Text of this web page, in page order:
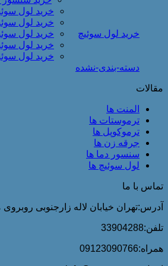
خرید لول سوئیچ
خرید لول
خرید لول
خرید لول
خرید لول
خرید لول
دسته-بندی-نشده
مقالات
المنت ها
ترموستات ها
ترموکوپل ها
جرقه زن ها
سنسور دما ها
لول سوئیچ ها
تماس با ما
آدرس:تهران خیابان لاله زارجنوبی
تلفن:33904288
همراه:09123090766